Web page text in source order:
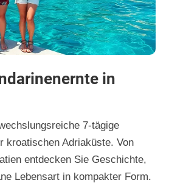
in
7-tägige
kroatischen Adriaküste. Von
entdecken Sie Geschichte,
Lebensart in kompakter Form.